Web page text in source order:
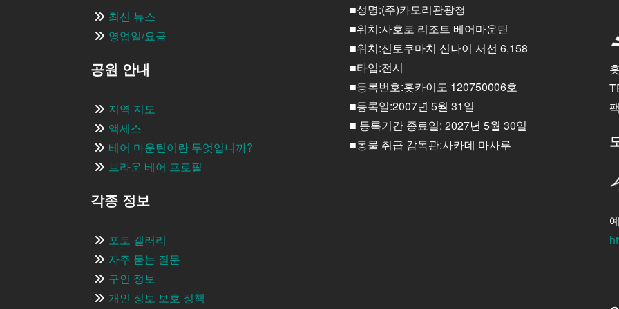
최신 뉴스
영업일/요금
공원 안내
지역 지도
액세스
베어 마운틴이란 무엇입니까?
브라운 베어 프로필
각종 정보
포토 갤러리
자주 묻는 질문
구인 정보
개인 정보 보호 정책
■성명:(주)카모리관광청
■위치:사호로 리조트 베어마운틴
■위치:신토쿠마치 신나이 서선 6,158
■타입:전시
■등록번호:홋카이도 120750006호
■등록일:2007년 5월 31일
■ 등록기간 종료일: 2027년 5월 30일
■동물 취급 감독관:사카데 마사루